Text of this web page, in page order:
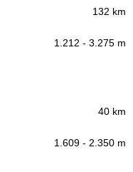
132 km
1.212 - 3.275 m
40 km
1.609 - 2.350 m